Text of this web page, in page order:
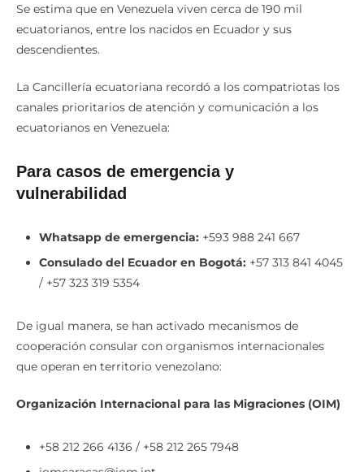
Se estima que en Venezuela viven cerca de 190 mil
ecuatorianos, entre los nacidos en Ecuador y sus
descendientes.
La Cancillería ecuatoriana recordó a los compatriotas los
canales prioritarios de atención y comunicación a los
ecuatorianos en Venezuela:
Para casos de emergencia y
vulnerabilidad
Whatsapp de emergencia: +593 988 241 667
Consulado del Ecuador en Bogotá: +57 313 841 4045
/ +57 323 319 5354
De igual manera, se han activado mecanismos de
cooperación consular con organismos internacionales
que operan en territorio venezolano:
Organización Internacional para las Migraciones (OIM)
+58 212 266 4136 / +58 212 265 7948